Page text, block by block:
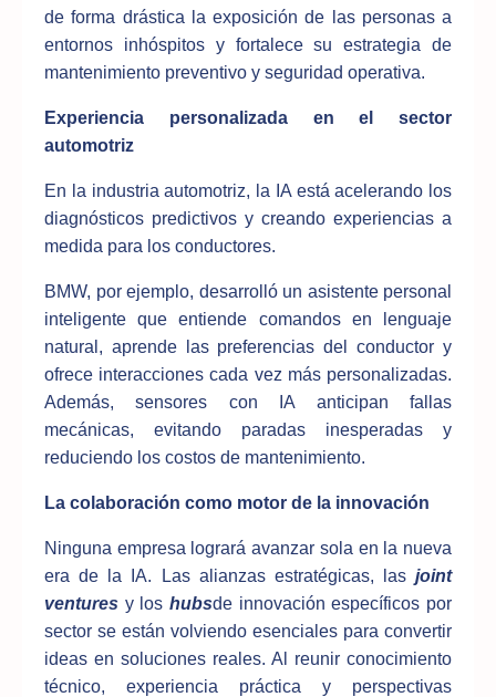
de forma drástica la exposición de las personas a
entornos inhóspitos y fortalece su estrategia de
mantenimiento preventivo y seguridad operativa.
Experiencia personalizada en el sector
automotriz
En la industria automotriz, la IA está acelerando los
diagnósticos predictivos y creando experiencias a
medida para los conductores.
BMW, por ejemplo, desarrolló un asistente personal
inteligente que entiende comandos en lenguaje
natural, aprende las preferencias del conductor y
ofrece interacciones cada vez más personalizadas.
Además, sensores con IA anticipan fallas
mecánicas, evitando paradas inesperadas y
reduciendo los costos de mantenimiento.
La colaboración como motor de la innovación
Ninguna empresa logrará avanzar sola en la nueva
era de la IA. Las alianzas estratégicas, las joint
ventures y los hubsde innovación específicos por
sector se están volviendo esenciales para convertir
ideas en soluciones reales. Al reunir conocimiento
técnico, experiencia práctica y perspectivas